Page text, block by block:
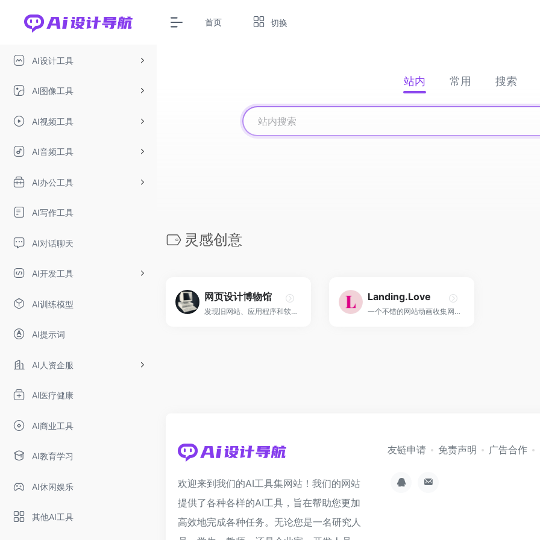
AI设计工具
AI图像工具
AI视频工具
AI音频工具
AI办公工具
AI写作工具
AI对话聊天
AI开发工具
AI训练模型
AI提示词
AI人资企服
AI医疗健康
AI商业工具
AI教育学习
AI休闲娱乐
其他AI工具
首页 切换
站内 常用 搜索
灵感创意
网页设计博物馆
发现旧网站、应用程序和软件！
Landing.Love
一个不错的网站动画收集网站！
欢迎来到我们的AI工具集网站！我们的网站
提供了各种各样的AI工具，旨在帮助您更加
高效地完成各种任务。无论您是一名研究人
友链申请 免责声明 广告合作